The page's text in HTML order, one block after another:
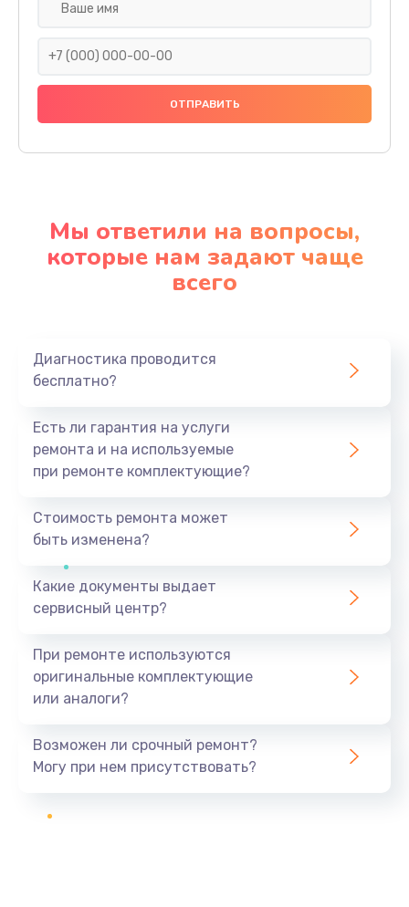
Мы ответили на вопросы,
которые нам задают чаще
всего
Диагностика проводится
бесплатно?
Есть ли гарантия на услуги
ремонта и на используемые
при ремонте комплектующие?
Стоимость ремонта может
быть изменена?
Какие документы выдает
сервисный центр?
При ремонте используются
оригинальные комплектующие
или аналоги?
Возможен ли срочный ремонт?
Могу при нем присутствовать?